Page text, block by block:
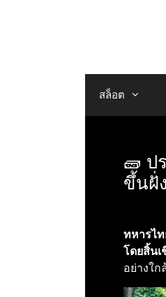
สล็อต
🧱 ป
ขึ้นฝั่
ทหารไ
โดยสิ้นเ
อย่างใก